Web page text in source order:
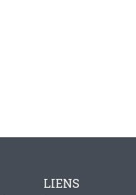
LIENS